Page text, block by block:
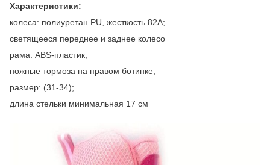
Характеристики:
колеса: полиуретан PU, жесткость 82A;
светящееся переднее и заднее колесо
рама: ABS-пластик;
ножные тормоза на правом ботинке;
размер: (31-34);
длина стельки минимальная 17 см